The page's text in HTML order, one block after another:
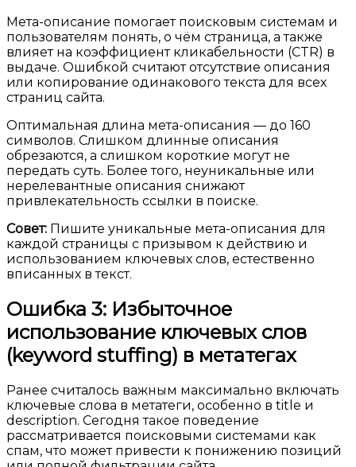
Мета-описание помогает поисковым системам и
пользователям понять, о чём страница, а также
влияет на коэффициент кликабельности (CTR) в
выдаче. Ошибкой считают отсутствие описания
или копирование одинакового текста для всех
страниц сайта.
Оптимальная длина мета-описания — до 160
символов. Слишком длинные описания
обрезаются, а слишком короткие могут не
передать суть. Более того, неуникальные или
нерелевантные описания снижают
привлекательность ссылки в поиске.
Совет: Пишите уникальные мета-описания для
каждой страницы с призывом к действию и
использованием ключевых слов, естественно
вписанных в текст.
Ошибка 3: Избыточное
использование ключевых слов
(keyword stuffing) в метатегах
Ранее считалось важным максимально включать
ключевые слова в метатеги, особенно в title и
description. Сегодня такое поведение
рассматривается поисковыми системами как
спам, что может привести к понижению позиций